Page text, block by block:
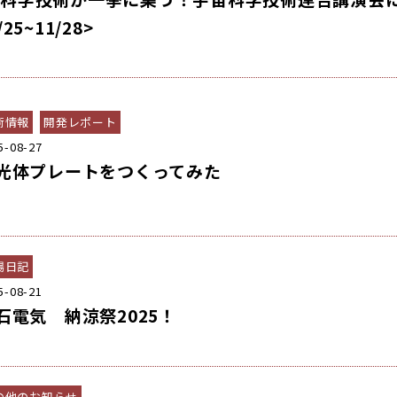
28>
情報
開発レポート
08-27
体プレートをつくってみた
日記
08-21
電気 納涼祭2025！